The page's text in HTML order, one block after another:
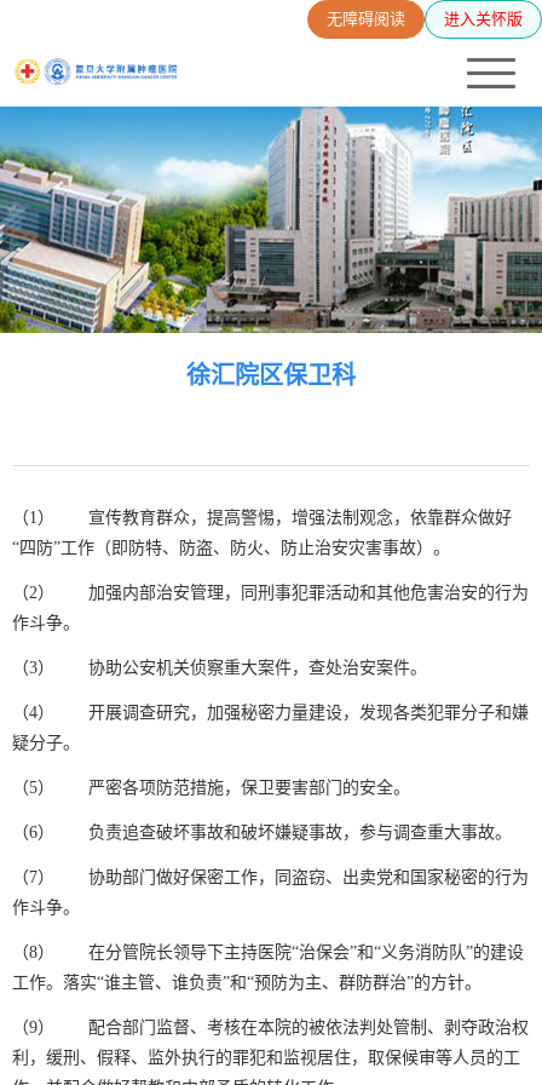
无障碍阅读 进入关怀版
徐汇院区保卫科
（1） 宣传教育群众，提高警惕，增强法制观念，依靠群众做好
“四防”工作（即防特、防盗、防火、防止治安灾害事故）。
（2） 加强内部治安管理，同刑事犯罪活动和其他危害治安的行为
作斗争。
（3） 协助公安机关侦察重大案件，查处治安案件。
（4） 开展调查研究，加强秘密力量建设，发现各类犯罪分子和嫌
疑分子。
（5） 严密各项防范措施，保卫要害部门的安全。
（6） 负责追查破坏事故和破坏嫌疑事故，参与调查重大事故。
（7） 协助部门做好保密工作，同盗窃、出卖党和国家秘密的行为
作斗争。
（8） 在分管院长领导下主持医院“治保会”和“义务消防队”的建设
工作。落实“谁主管、谁负责”和“预防为主、群防群治”的方针。
（9） 配合部门监督、考核在本院的被依法判处管制、剥夺政治权
利，缓刑、假释、监外执行的罪犯和监视居住，取保候审等人员的工